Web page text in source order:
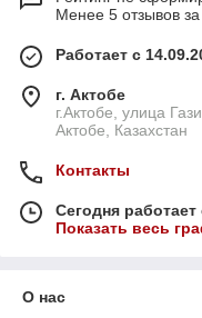
Менее 5 отзывов
Работает с
г. Актобе
г.Актобе, улица
Актобе, Казахстан
Контакты
Сегодня
Показать весь
О нас